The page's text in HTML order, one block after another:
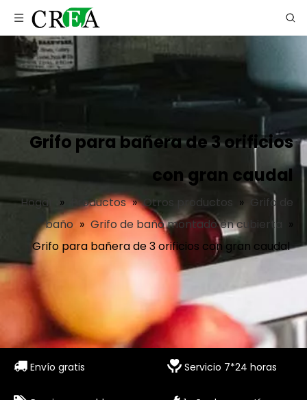
Grifo para bañera de 3 orificios
con gran caudal
Hogar » Productos » Otros productos »
Grifo de
baño » Grifo de baño montado en cubierta
»
Grifo para bañera de 3 orificios con gran caudal
 Envío gratis  Servicio 7*24 horas